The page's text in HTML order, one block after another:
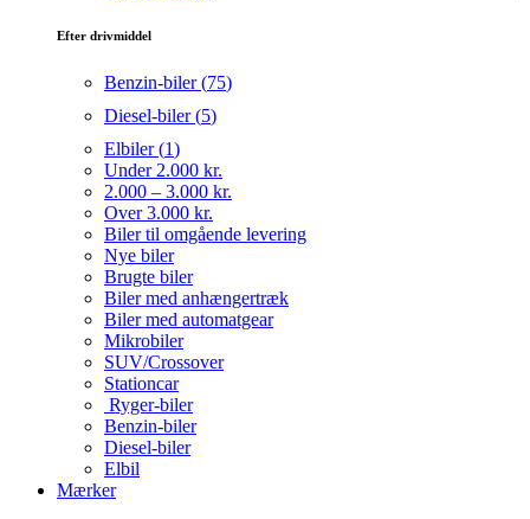
Efter drivmiddel
Benzin-biler (75)
Diesel-biler (5)
Elbiler (1)
Under 2.000 kr.
2.000 – 3.000 kr.
Over 3.000 kr.
Biler til omgående levering
Nye biler
Brugte biler
Biler med anhængertræk
Biler med automatgear
Mikrobiler
SUV/Crossover
Stationcar
Ryger-biler
Benzin-biler
Diesel-biler
Elbil
Mærker